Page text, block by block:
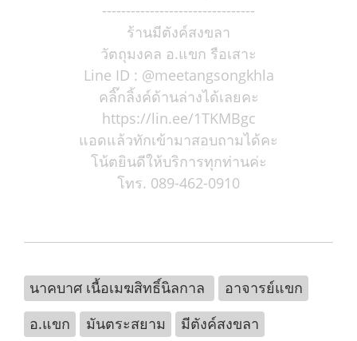
--------------------------------
ร้านมีตังค์สงขลา
วัตถุมงคล อ.แขก รือเสาะ
Line ID : @meetangsongkhla
คลิ๊กลิ้งค์ด้านล่างได้เลยคะ
https://lin.ee/1TKMBgc
แอดแล้วทักเข้ามาสอบถามได้คะ
โน้ตยินดีให้บริการทุกท่านค่ะ
โทร. 089-462-0910
นาคบาศ เนื้อเมฆสิทธิ์นิลกาล
อาจารย์แขก
อ.แขก
มันตระสยาม
มีตังค์สงขลา